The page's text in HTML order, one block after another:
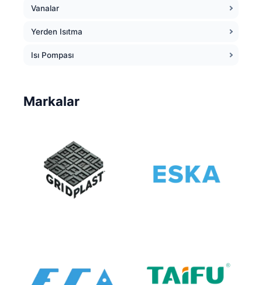
Vanalar
Yerden Isıtma
Isı Pompası
Markalar